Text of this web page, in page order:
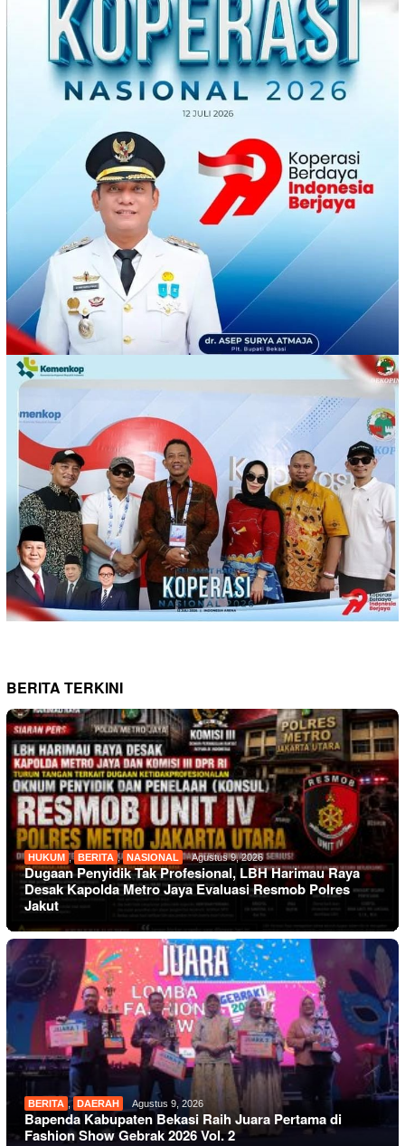
BERITA TERKINI
HUKUM , BERITA , NASIONAL Agustus 9, 2026
Dugaan Penyidik Tak Profesional, LBH Harimau Raya
Desak Kapolda Metro Jaya Evaluasi Resmob Polres
Jakut
BERITA , DAERAH Agustus 9, 2026
Bapenda Kabupaten Bekasi Raih Juara Pertama di
Fashion Show Gebrak 2026 Vol. 2